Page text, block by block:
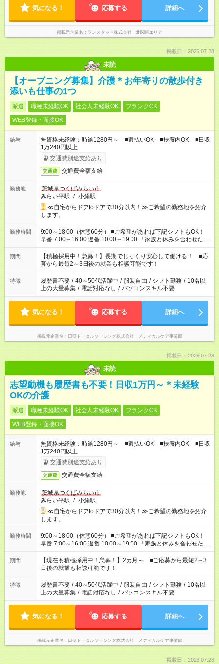
気になる！ 応募する 詳細へ
掲載元企業名 ランスタッド株式会社 北関東エリア
掲載日：2026.07.28
未読
【オープニング募集】介護＊お年寄りの散歩付き
添いも仕事の1つ
派遣 職種未経験OK 社会人未経験OK
ブランクOK
WEB登録・面接OK
給与
無資格未経験：時給1280円～ ■週払いOK ■扶養内OK ■日収
1万240円以上
交通費別途支給あり
交通費 交通費全額支給
勤務地
茨城県つくばみらい市
みらい平駅 / 小絹駅
≪自宅からドアtoドアで30分以内！≫ご希望の勤務地を紹介
します。
勤務時間
9:00～18:00（休憩60分） ■ご希望があれば下記シフトもOK！
早番 7:00～16:00 遅番 10:00～19:00 「家族と休みを合わせた
い」 「余裕を持って夕飯の準備がしたい」 「できれば残業はし
たくない」 など、ご希望を教えてくださいね。 ※Wワーク希望
の方へ 今ご覧のお仕事で希望する勤務時間と、もう1つのお仕事
の勤務時間。 合計で週40時間を超える場合は応募できません。
期間
【積極採用中！急募！】長期でじっくり安心して働ける！ ■応
募から最短2～3日後の就業も相談可能です！
特徴 履歴書不要 / 40～50代活躍中 / 服装自由 / シフト勤務 / 10名以
上の大量募集 / 電話対応なし / パソコンスキル不要
気になる！ 応募する 詳細へ
掲載元企業名 日研トータルソーシング株式会社 メディカルケア事業部
掲載日：2026.07.28
未読
志望動機も履歴書も不要！日収1万円～＊未経験
OKの介護
派遣 職種未経験OK 社会人未経験OK
ブランクOK
WEB登録・面接OK
給与
無資格未経験：時給1280円～ ■週払いOK ■扶養内OK ■日収
1万240円以上
交通費別途支給あり
交通費 交通費全額支給
勤務地
茨城県つくばみらい市
みらい平駅 / 小絹駅
≪自宅からドアtoドアで30分以内！≫ご希望の勤務地を紹介
します。
勤務時間
9:00～18:00（休憩60分） ■ご希望があれば下記シフトもOK！
早番 7:00～16:00 遅番 10:00～19:00 「家族と休みを合わせた
い」 「余裕を持って夕飯の準備がしたい」 「できれば残業はし
たくない」 など、ご希望を教えてくださいね。 ※Wワーク希望
の方へ 今ご覧のお仕事で希望する勤務時間と、もう1つのお仕事
の勤務時間。 合計で週40時間を超える場合は応募できません。
期間
【現在も積極採用中！急募！】2カ月～ ■ご応募から最短2～3
日後の就業も相談可能です！
特徴 履歴書不要 / 40～50代活躍中 / 服装自由 / シフト勤務 / 10名以
上の大量募集 / 電話対応なし / パソコンスキル不要
気になる！ 応募する 詳細へ
掲載元企業名 日研トータルソーシング株式会社 メディカルケア事業部
掲載日：2026.07.28